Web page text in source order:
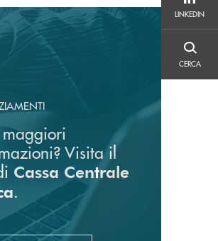
LINKEDIN
LINKEDIN
CERCA
Visita il
Cassa Centrale
.